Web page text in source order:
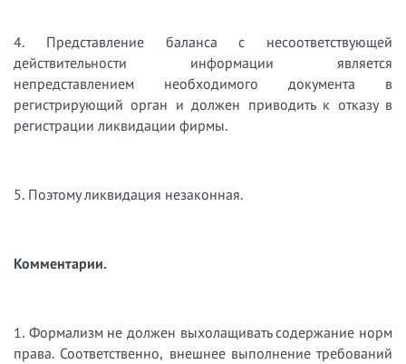
4. Представление баланса с несоответствующей
действительности информации является
непредставлением необходимого документа в
регистрирующий орган и должен приводить к отказу в
регистрации ликвидации фирмы.
5. Поэтому ликвидация незаконная.
Комментарии.
1. Формализм не должен выхолащивать содержание норм
права. Соответственно, внешнее выполнение требований